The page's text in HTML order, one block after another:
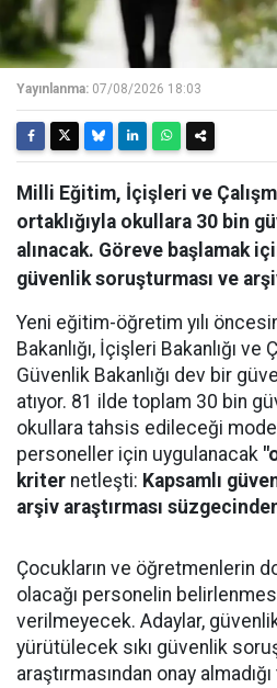
Yayınlanma: 07/08/2026 18:03
Milli Eğitim, İçişleri ve
ortaklığıyla okullara 30 bin
alınacak. Göreve başlamak
güvenlik soruşturması ve
Yeni eğitim-öğretim yılı
Bakanlığı, İçişleri Bakanlığı ve
Güvenlik Bakanlığı dev bir
atıyor. 81 ilde toplam 30 bin
okullara tahsis edileceği
personeller için uygulanacak
kriter netleşti: Kapsamlı
arşiv araştırması
Çocukların ve öğretmenlerin
olacağı personelin
verilmeyecek. Adaylar,
yürütülecek sıkı güvenlik
araştırmasından onay